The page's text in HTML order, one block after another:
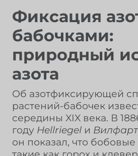
Фиксация
бабочками:
природный
азота
Об азотфиксирующей
растений-бабочек
середины XIX века. В
году Hellriegel и Вилфарт
он показал, что бобовые